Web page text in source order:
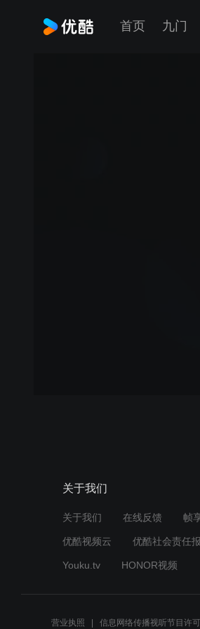
首页 九门
关于我们
关于我们 在线反馈 帧
优酷视频云 优酷社会责任
Youku.tv HONOR视频
营业执照 信息网络传播视听节目许